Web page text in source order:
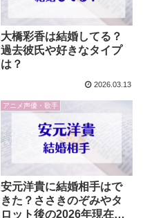
大橋彩香は結婚してる？
過去彼氏や好きなタイプ
は？
2026.03.13
アニメ声優・歌手
安元洋貴に結婚相手はで
きた？ささきのぞみやタ
ロット後の2026年現在も